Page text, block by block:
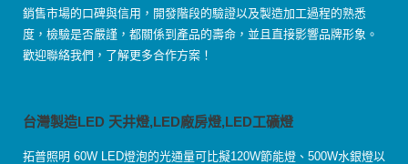
銷售市場的口碑與信用，開發階段的驗證以及製造加工過程的熟悉
度，檢驗是否嚴謹，都關係到產品的壽命，並且直接影響品牌形象。
歡迎聯絡我們，了解更多合作方案！
台灣製造LED 天井燈,LED廠房燈,LED工礦燈
拓普照明 60W LED燈泡的光通量可比擬120W節能燈、500W水銀燈以